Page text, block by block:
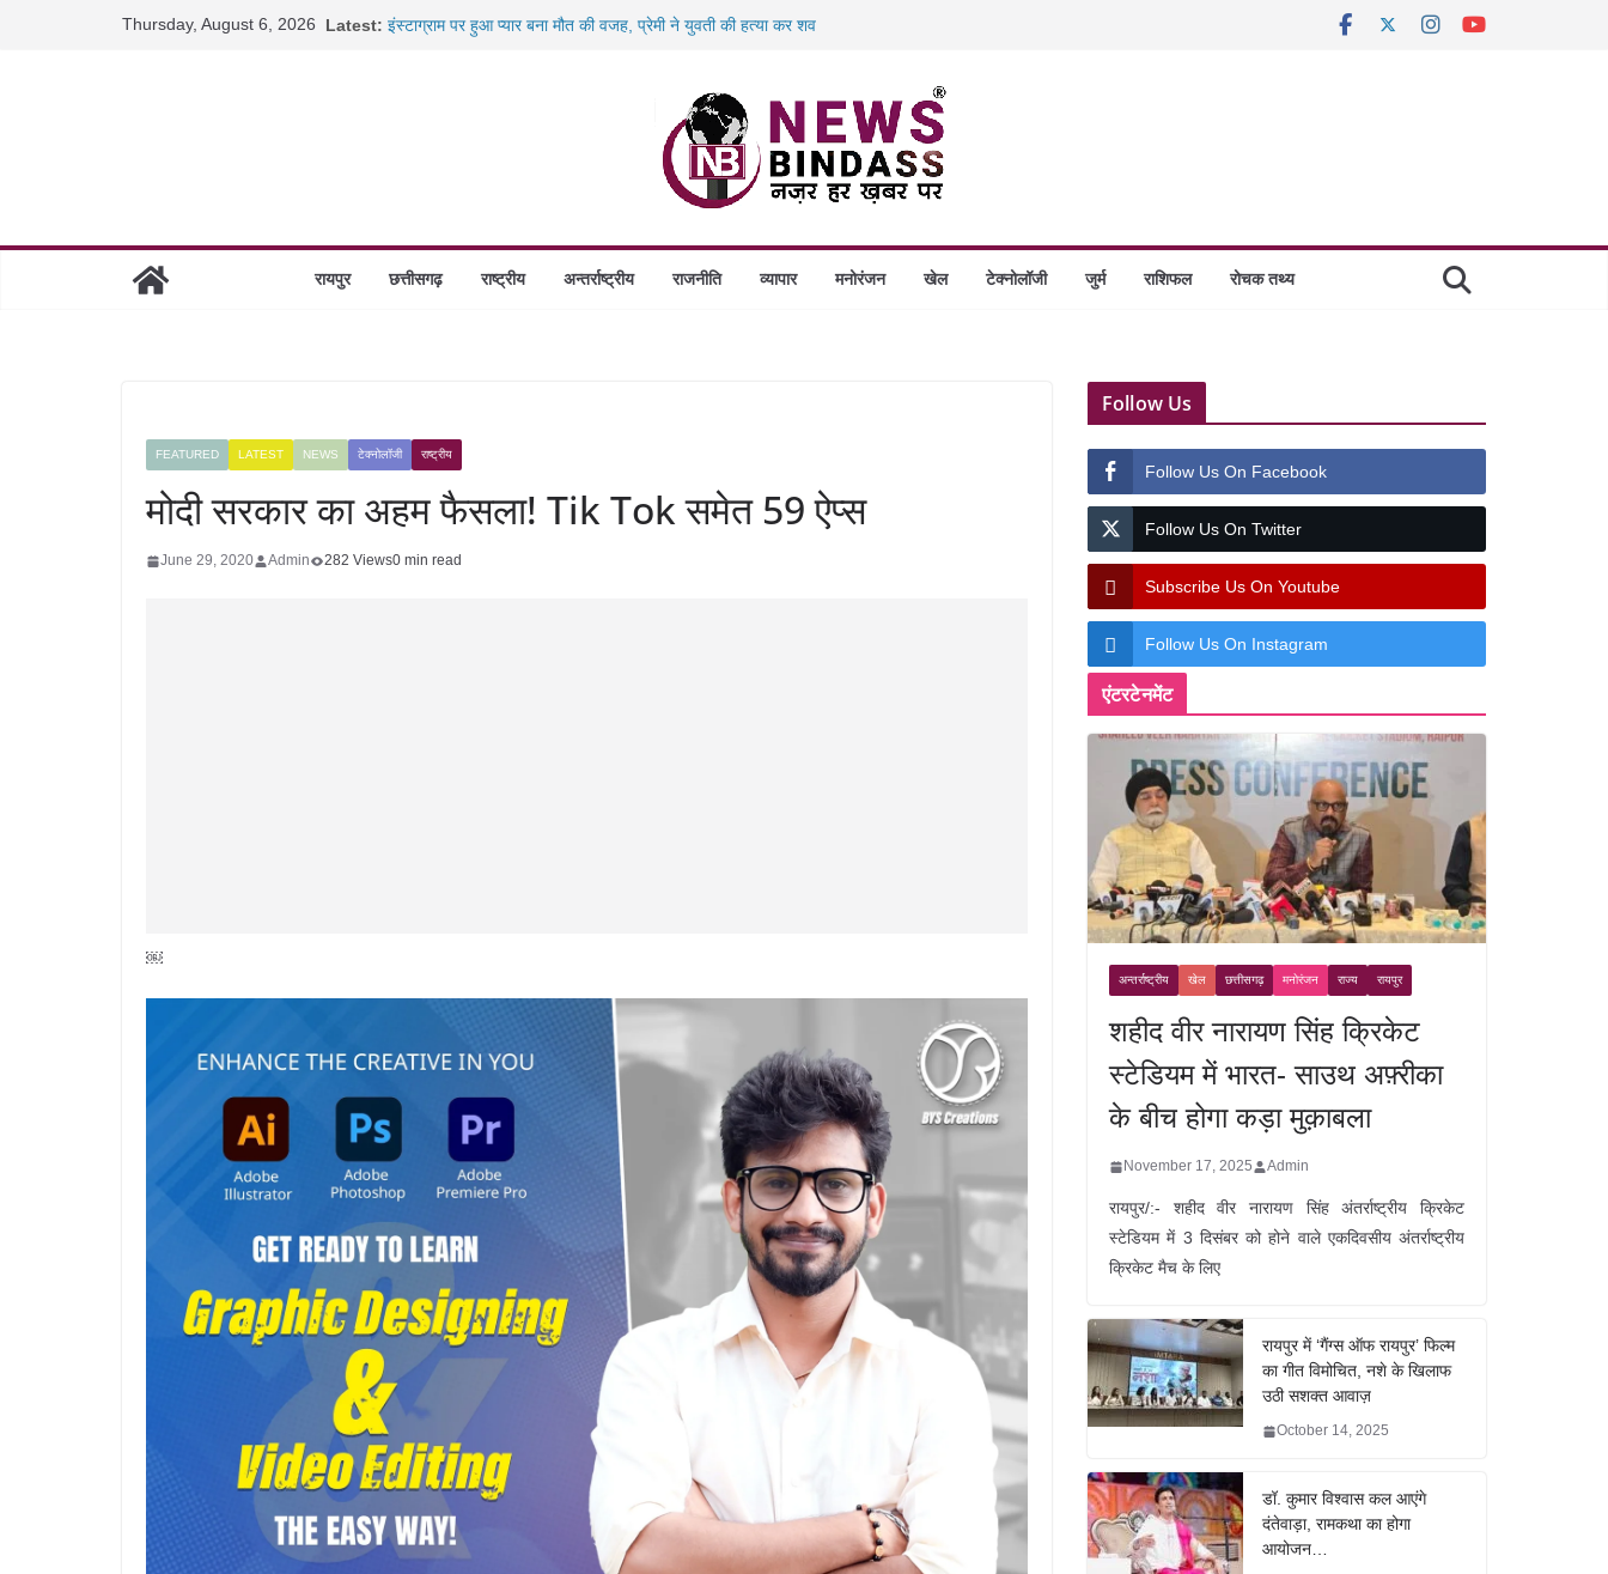
Thursday, August 6, 2026 Latest: इंस्टाग्राम पर हुआ प्यार बना मौत की वजह, प्रेमी ने युवती की हत्या कर शव
रायपुर स्टेशन पर 500 किलो पनीर की खेप जब्त, अमरकंटक एक्सप्रेस से
निराश्रित मवेशियों को मिलेगा आश्रय, प्रदेश में बनेंगे 1460 गौधाम
रायपुर छत्तीसगढ़ राष्ट्रीय अन्तर्राष्ट्रीय राजनीति व्यापार मनोरंजन खेल टेक्नोलॉजी जुर्म राशिफल रोचक तथ्य
FEATURED LATEST NEWS टेक्नोलॉजी राष्ट्रीय
मोदी सरकार का अहम फैसला! Tik Tok समेत 59 ऐप्स
June 29, 2020 Admin 282 Views0 min read
￼
Follow Us
Follow Us On Facebook
Follow Us On Twitter
Subscribe Us On Youtube
Follow Us On Instagram
एंटरटेनमेंट
अन्तर्राष्ट्रीय खेल छत्तीसगढ़ मनोरंजन राज्य रायपुर
शहीद वीर नारायण सिंह क्रिकेट
स्टेडियम में भारत- साउथ अफ़्रीका
के बीच होगा कड़ा मुक़ाबला
November 17, 2025 Admin
रायपुर/:- शहीद वीर नारायण सिंह अंतर्राष्ट्रीय क्रिकेट
स्टेडियम में 3 दिसंबर को होने वाले एकदिवसीय अंतर्राष्ट्रीय
क्रिकेट मैच के लिए
रायपुर में ‘गैंग्स ऑफ रायपुर’ फिल्म
का गीत विमोचित, नशे के खिलाफ
उठी सशक्त आवाज़
October 14, 2025
डॉ. कुमार विश्वास कल आएंगे
दंतेवाड़ा, रामकथा का होगा
आयोजन…